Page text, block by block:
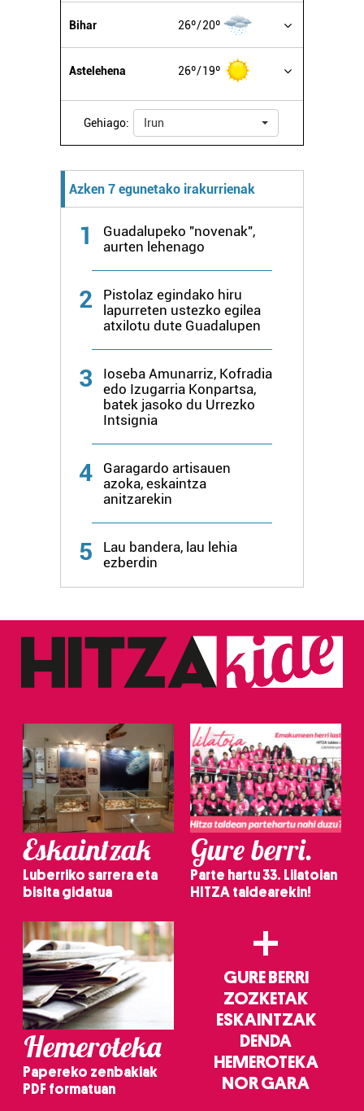
Bihar 26º 20º
Astelehena 26º 19º
Gehiago: Irun
Azken 7 egunetako irakurrienak
1
Guadalupeko "novenak",
aurten lehenago
2
Pistolaz egindako hiru
lapurreten ustezko egilea
atxilotu dute Guadalupen
3
Ioseba Amunarriz, Kofradia
edo Izugarria Konpartsa,
batek jasoko du Urrezko
Intsignia
4
Garagardo artisauen
azoka, eskaintza
anitzarekin
5
Lau bandera, lau lehia
ezberdin
Eskaintzak
Luberriko sarrera eta
bisita gidatua
Gure berri.
Parte hartu 33. Lilatoian
HITZA taldearekin!
Hemeroteka
Papereko zenbakiak
PDF formatuan
+
GURE BERRI
ZOZKETAK
ESKAINTZAK
DENDA
HEMEROTEKA
NOR GARA